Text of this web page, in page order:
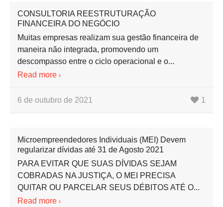
CONSULTORIA REESTRUTURAÇÃO
FINANCEIRA DO NEGÓCIO
Muitas empresas realizam sua gestão financeira de
maneira não integrada, promovendo um
descompasso entre o ciclo operacional e o...
Read more
6 de outubro de 2021 1
Microempreendedores Individuais (MEI) Devem
regularizar dívidas até 31 de Agosto 2021
PARA EVITAR QUE SUAS DÍVIDAS SEJAM
COBRADAS NA JUSTIÇA, O MEI PRECISA
QUITAR OU PARCELAR SEUS DÉBITOS ATÉ O...
Read more